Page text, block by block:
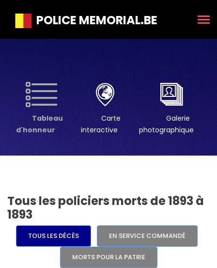
POLICE MEMORIAL.BE
Tableau
d'honneur
Carte
interactive
Galerie
photographique
Tous les policiers morts de 1893 à
1893
TOUS LES DÉCÈS EN SERVICE COMMANDÉ
MORTS POUR LA PATRIE